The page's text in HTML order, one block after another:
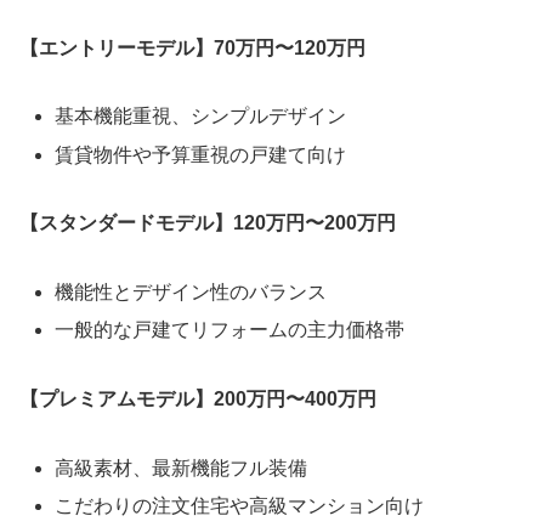
【エントリーモデル】70万円〜120万円
基本機能重視、シンプルデザイン
賃貸物件や予算重視の戸建て向け
【スタンダードモデル】120万円〜200万円
機能性とデザイン性のバランス
一般的な戸建てリフォームの主力価格帯
【プレミアムモデル】200万円〜400万円
高級素材、最新機能フル装備
こだわりの注文住宅や高級マンション向け